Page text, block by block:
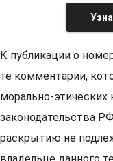
К публикации о
те комментарии,
морально-
законодательства
раскрытию не